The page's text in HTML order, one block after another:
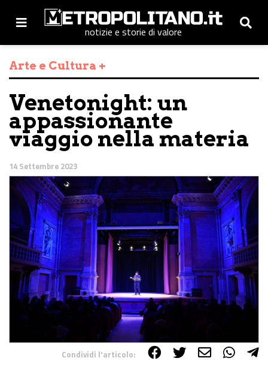
notizie e storie di valore
Arte e Cultura +
Venetonight: un
appassionante
viaggio nella materia
14 Settembre 2023
Condividi l'articolo: